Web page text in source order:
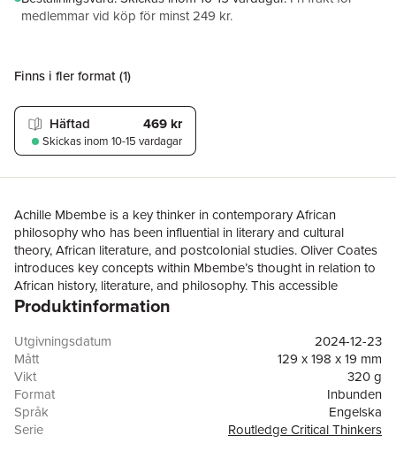
medlemmar vid köp för minst 249 kr.
Finns i fler format (1)
Häftad 469 kr
Skickas inom 10-15 vardagar
Achille Mbembe is a key thinker in contemporary African
philosophy who has been influential in literary and cultural
theory, African literature, and postcolonial studies. Oliver Coates
introduces key concepts within Mbembe’s thought in relation to
African history, literature, and philosophy. This accessible
guide:Considers examples from African literature in Arabic,
Mbembe’s thought beyond Anglophone writing;Explores how
Mbembe’s work relates to contemporary global events and
charts Mbembe’s intellectual development between Cameroon,
France, and the USA;Discusses core concepts from across
Mbembe’s career, including the positioning of Africa within
Western and Afrodiasporic thought, the colony, postcolony,
Produktinformation
Utgivningsdatum
2024-12-23
Mått
129 x 198 x 19 mm
Vikt
320 g
Format
Inbunden
Språk
Engelska
Serie
Routledge Critical Thinkers